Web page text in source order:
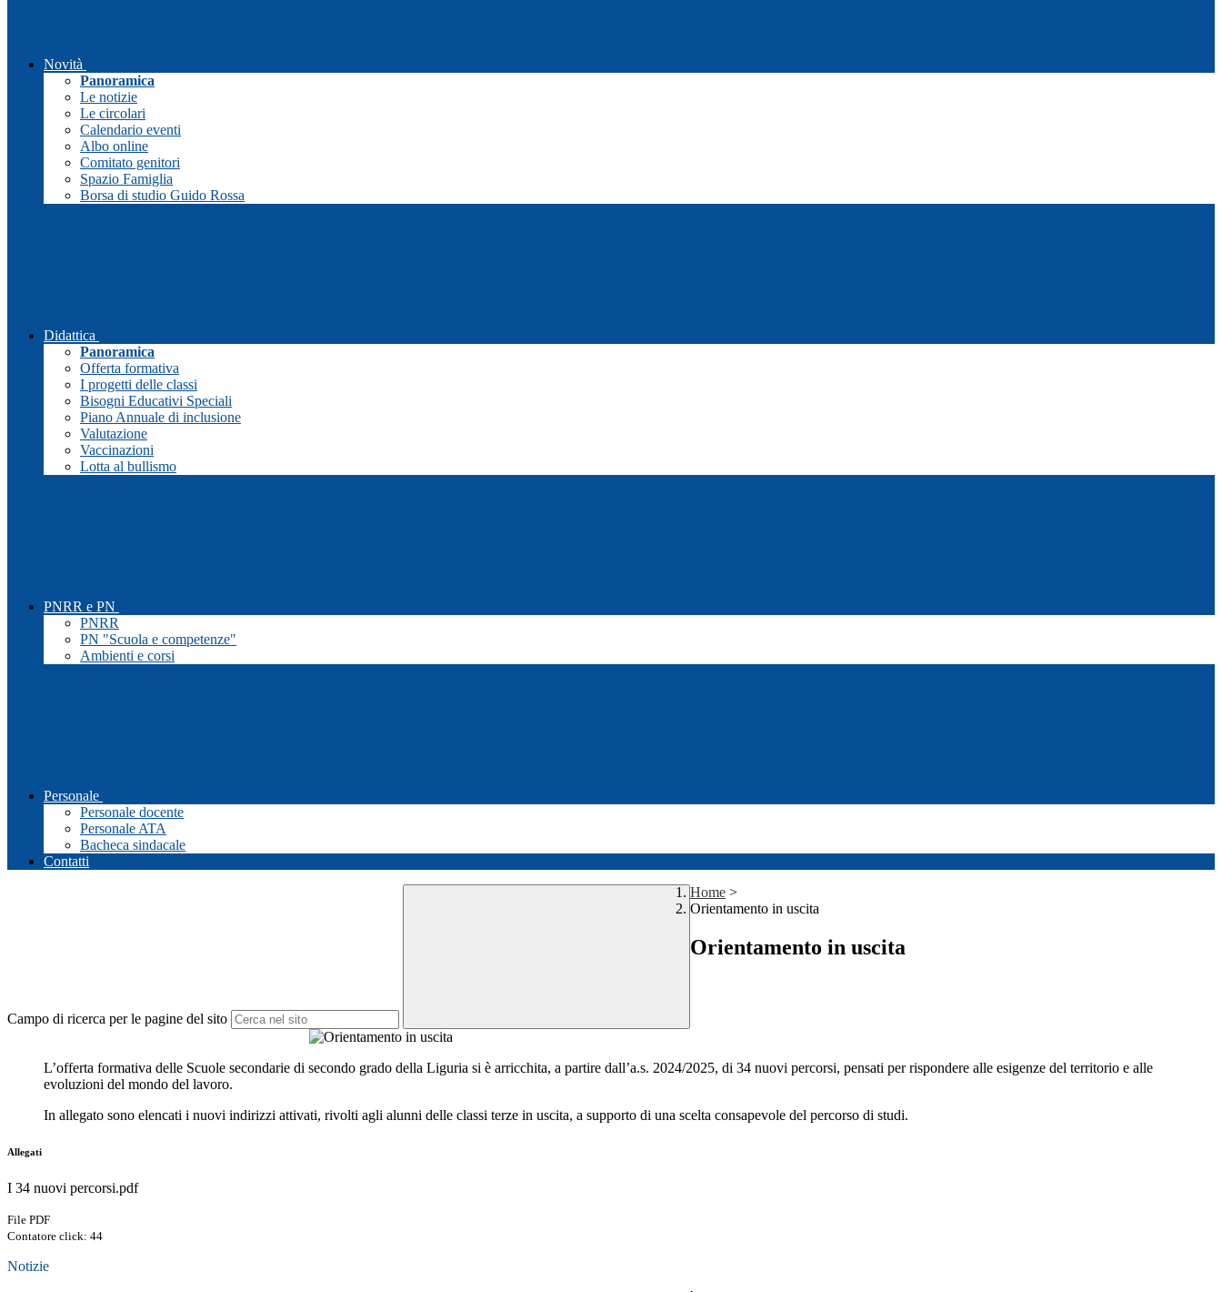
Novità
Panoramica
Le notizie
Le circolari
Calendario eventi
Albo online
Comitato genitori
Spazio Famiglia
Borsa di studio Guido Rossa
Didattica
Panoramica
Offerta formativa
I progetti delle classi
Bisogni Educativi Speciali
Piano Annuale di inclusione
Valutazione
Vaccinazioni
Lotta al bullismo
PNRR e PN
PNRR
PN "Scuola e competenze"
Ambienti e corsi
Personale
Personale docente
Personale ATA
Bacheca sindacale
Contatti
Campo di ricerca per le pagine del sito
Home >
Orientamento in uscita
Orientamento in uscita
L’offerta formativa delle Scuole secondarie di secondo grado della Liguria si è arricchita, a partire dall’a.s. 2024/2025, di 34 nuovi percorsi, pensati per rispondere alle esigenze del territorio e alle
evoluzioni del mondo del lavoro.
In allegato sono elencati i nuovi indirizzi attivati, rivolti agli alunni delle classi terze in uscita, a supporto di una scelta consapevole del percorso di studi.
Allegati
I 34 nuovi percorsi.pdf
File PDF
Contatore click: 44
Notizie